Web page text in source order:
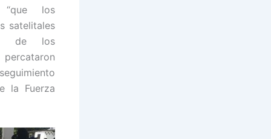
“que los
satelitales
de los
la Fuerza